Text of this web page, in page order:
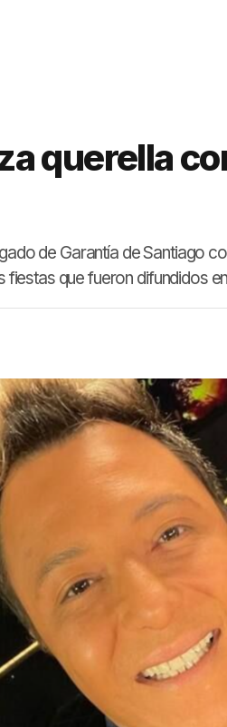
querella
de Garantía de Santiago
que fueron difundidos